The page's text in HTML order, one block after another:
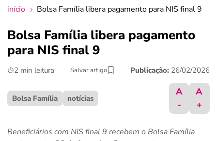
crédito fácil
últimas notícias
ferramentas
início Bolsa Família libera pagamento para NIS final 9
Bolsa Família libera pagamento
para NIS final 9
2 min leitura Salvar artigo Publicação: 26/02/2026
Bolsa Família notícias
A
-
A
+
Beneficiários com NIS final 9 recebem o Bolsa Família